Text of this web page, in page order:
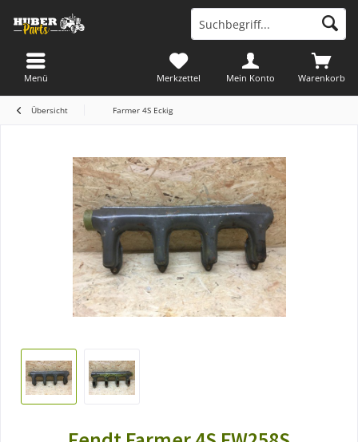
Warenkorb
Merkzettel Mein Konto
Menü
Übersicht Farmer 4S Eckig